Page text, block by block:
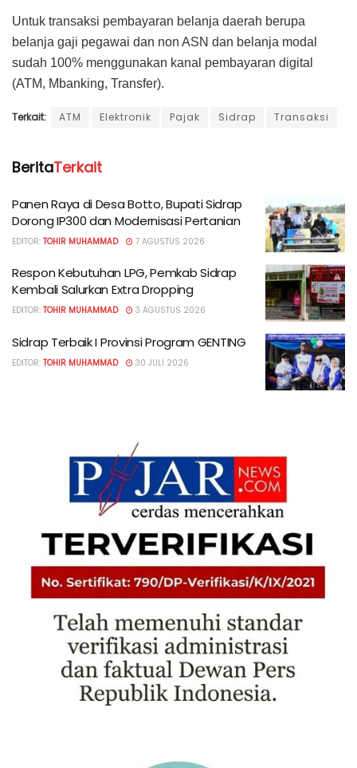
Untuk transaksi pembayaran belanja daerah berupa
belanja gaji pegawai dan non ASN dan belanja modal
sudah 100% menggunakan kanal pembayaran digital
(ATM, Mbanking, Transfer).
Terkait: ATM Elektronik Pajak Sidrap Transaksi
BeritaTerkait
Panen Raya di Desa Botto, Bupati Sidrap
Dorong IP300 dan Modernisasi Pertanian
EDITOR: TOHIR MUHAMMAD 7 AGUSTUS 2026
Respon Kebutuhan LPG, Pemkab Sidrap
Kembali Salurkan Extra Dropping
EDITOR: TOHIR MUHAMMAD 3 AGUSTUS 2026
Sidrap Terbaik I Provinsi Program GENTING
EDITOR: TOHIR MUHAMMAD 30 JULI 2026